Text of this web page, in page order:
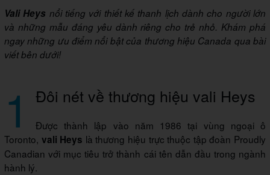
Vali Heys nổi tiếng với thiết kế thanh lịch dành cho người lớn
và những mẫu đáng yêu dành riêng cho trẻ nhỏ. Khám phá
ngay những ưu điểm nổi bật của thương hiệu Canada qua bài
viết bên dưới!
1 Đôi nét về thương hiệu vali Heys
Được thành lập vào năm 1986 tại vùng ngoại ô
Toronto, vali Heys là thương hiệu trực thuộc tập đoàn Proudly
Canadian với mục tiêu trở thành cái tên dẫn đầu trong ngành
hành lý.